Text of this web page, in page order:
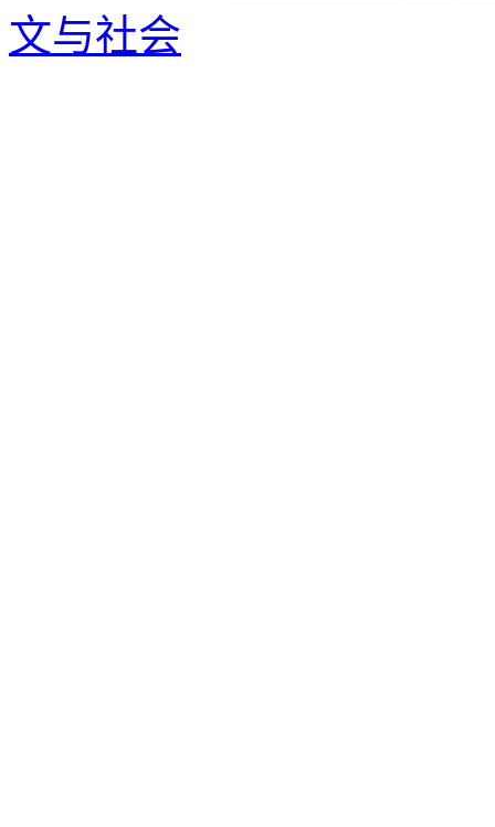
文与社会